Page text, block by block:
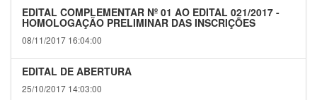
EDITAL COMPLEMENTAR Nº 01 AO EDITAL 021/2017 -
HOMOLOGAÇÃO PRELIMINAR DAS INSCRIÇÕES
08/11/2017 16:04:00
EDITAL DE ABERTURA
25/10/2017 14:03:00